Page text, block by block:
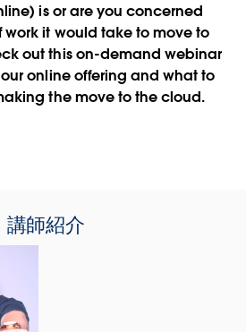
is or are you concerned
it would take to move to
out this on-demand webinar
online offering and what to
the move to the cloud.
講師紹介